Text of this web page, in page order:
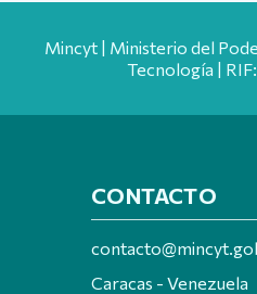
Mincyt | Ministerio del
Tecnología |
CONTACTO
Caracas - Venezuela